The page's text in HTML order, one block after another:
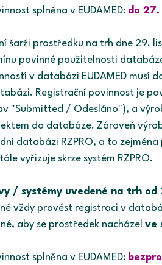
splněna v EUDAMED: do
šarži prostředku na trh dne 29.
povinné použitelnosti
v databázi EUDAMED musí
Registrační povinnost je
"Submitted / Odesláno"), a
do databáze. Zároveň
databázi RZPRO, a to
vyřizuje skrze systém RZPRO.
/ systémy uvedené na trh
vždy provést registraci v
aby se prostředek nacházel ve
splněna v EUDAMED: